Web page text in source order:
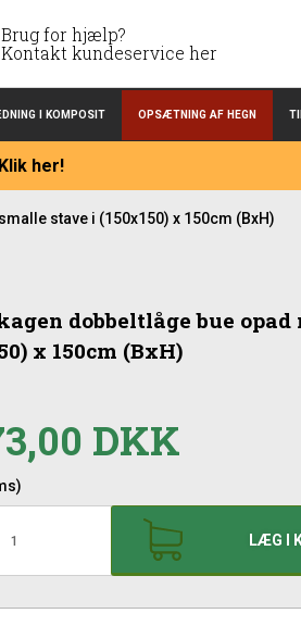
Brug for hjælp?
Kontakt kundeservice her
I KOMPOSIT OPSÆTNING AF HEGN
her!
stave i (150x150) x 150cm (BxH)
dobbeltlåge bue
x 150cm (BxH)
DKK
LÆG I